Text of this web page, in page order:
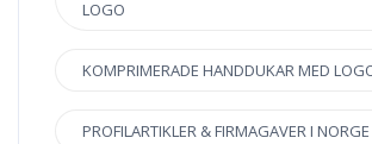
LOGO
KOMPRIMERADE HANDDUKAR MED
PROFILARTIKLER & FIRMAGAVER I NORGE